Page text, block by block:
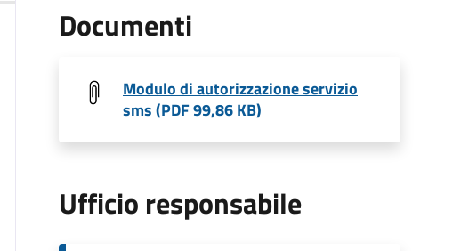
Documenti
Modulo di autorizzazione servizio
sms (PDF 99,86 KB)
Ufficio responsabile